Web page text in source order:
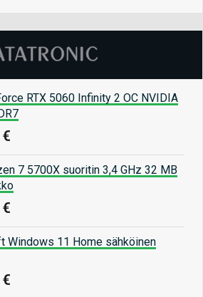
RTX 5060 Infinity 2 OC NVIDIA
7 5700X suoritin 3,4 GHz 32 MB
Windows 11 Home sähköinen